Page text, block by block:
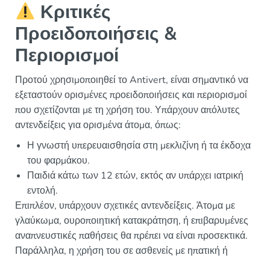
Κριτικές
Προειδοποιήσεις &
Περιορισμοί
Προτού χρησιμοποιηθεί το Antivert, είναι σημαντικό να
εξεταστούν ορισμένες προειδοποιήσεις και περιορισμοί
που σχετίζονται με τη χρήση του. Υπάρχουν απόλυτες
αντενδείξεις για ορισμένα άτομα, όπως:
Η γνωστή υπερευαισθησία στη μεκλιζίνη ή τα έκδοχα
του φαρμάκου.
Παιδιά κάτω των 12 ετών, εκτός αν υπάρχει ιατρική
εντολή.
Επιπλέον, υπάρχουν σχετικές αντενδείξεις. Άτομα με
γλαύκωμα, ουροποιητική κατακράτηση, ή επιβαρυμένες
αναπνευστικές παθήσεις θα πρέπει να είναι προσεκτικά.
Παράλληλα, η χρήση του σε ασθενείς με ηπατική ή